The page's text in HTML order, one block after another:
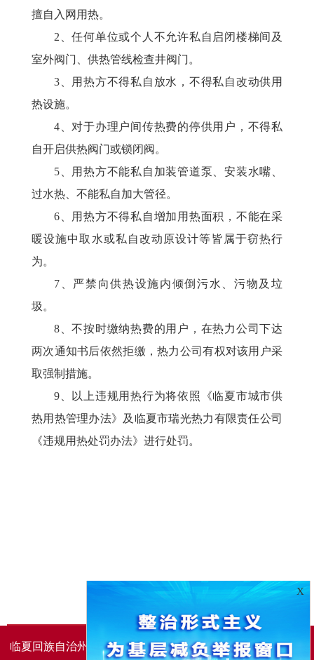
擅自入网用热。
2、任何单位或个人不允许私自启闭楼梯间及
室外阀门、供热管线检查井阀门。
3、用热方不得私自放水，不得私自改动供用
热设施。
4、对于办理户间传热费的停供用户，不得私
自开启供热阀门或锁闭阀。
5、用热方不能私自加装管道泵、安装水嘴、
过水热、不能私自加大管径。
6、用热方不得私自增加用热面积，不能在采
暖设施中取水或私自改动原设计等皆属于窃热行
为。
7、严禁向供热设施内倾倒污水、污物及垃
圾。
8、不按时缴纳热费的用户，在热力公司下达
两次通知书后依然拒缴，热力公司有权对该用户采
取强制措施。
9、以上违规用热行为将依照《临夏市城市供
热用热管理办法》及临夏市瑞光热力有限责任公司
《违规用热处罚办法》进行处罚。
临夏回族自治州人民政府办公室主办 临夏回族自治州人民政
X